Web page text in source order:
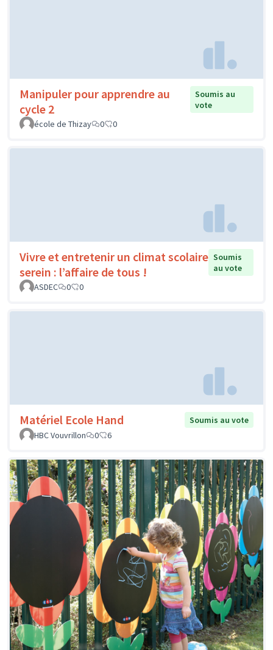
Manipuler pour apprendre au
cycle 2
Soumis au
vote
école de Thizay
0 0
Vivre et entretenir un climat scolaire
serein : l’affaire de tous !
Soumis
au vote
ASDEC
0 0
Matériel Ecole Hand
Soumis au vote
HBC Vouvrillon
0 6